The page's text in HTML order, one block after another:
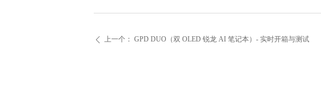
ꄴ 上一个： GPD DUO（双 OLED 锐龙 AI 笔记本）- 实时开箱与测试